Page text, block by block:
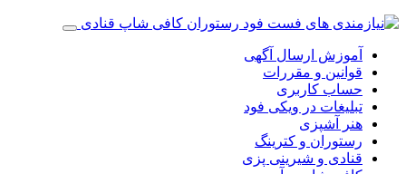
آموزش ارسال آگهی
قوانین و مقررات
حساب کاربری
تبلیغات در ویکی فود
هنر آشپزی
رستوران و کترینگ
قنادی و شیرینی پزی